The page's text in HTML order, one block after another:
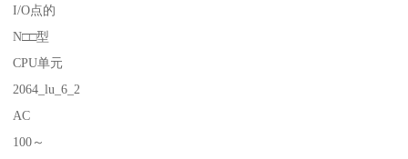
I/O点的
N□□型
CPU单元
2064_lu_6_2
AC
100～